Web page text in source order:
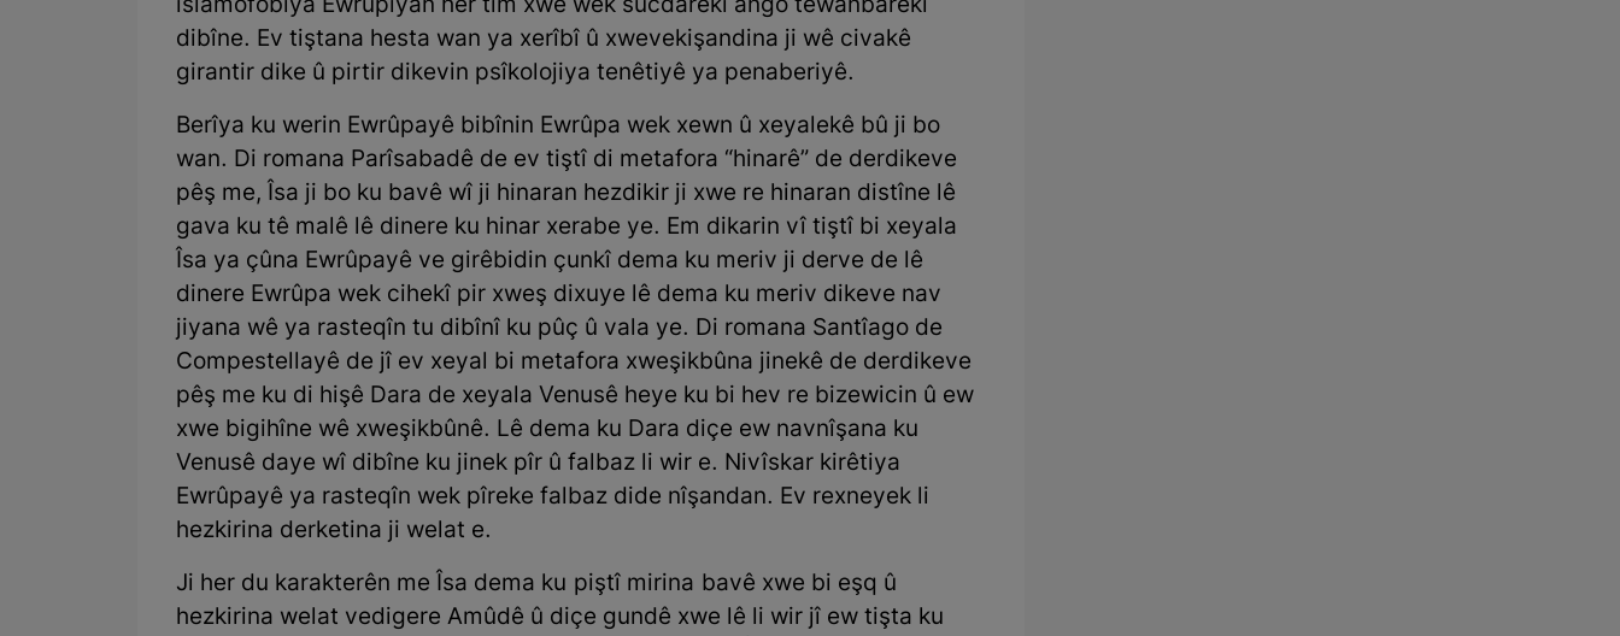
îslamofobîya Ewrûpîyan her tim xwe wek sûcdarekî ango tewanbarekî
dibîne. Ev tiştana hesta wan ya xerîbî û xwevekişandina ji wê civakê
girantir dike û pirtir dikevin psîkolojiya tenêtiyê ya penaberiyê.
Berîya ku werin Ewrûpayê bibînin Ewrûpa wek xewn û xeyalekê bû ji bo
wan. Di romana Parîsabadê de ev tiştî di metafora “hinarê” de derdikeve
pêş me, Îsa ji bo ku bavê wî ji hinaran hezdikir ji xwe re hinaran distîne lê
gava ku tê malê lê dinere ku hinar xerabe ye. Em dikarin vî tiştî bi xeyala
Îsa ya çûna Ewrûpayê ve girêbidin çunkî dema ku meriv ji derve de lê
dinere Ewrûpa wek cihekî pir xweş dixuye lê dema ku meriv dikeve nav
jiyana wê ya rasteqîn tu dibînî ku pûç û vala ye. Di romana Santîago de
Compestellayê de jî ev xeyal bi metafora xweşikbûna jinekê de derdikeve
pêş me ku di hişê Dara de xeyala Venusê heye ku bi hev re bizewicin û ew
xwe bigihîne wê xweşikbûnê. Lê dema ku Dara diçe ew navnîşana ku
Venusê daye wî dibîne ku jinek pîr û falbaz li wir e. Nivîskar kirêtiya
Ewrûpayê ya rasteqîn wek pîreke falbaz dide nîşandan. Ev rexneyek li
hezkirina derketina ji welat e.
Ji her du karakterên me Îsa dema ku piştî mirina bavê xwe bi eşq û
hezkirina welat vedigere Amûdê û diçe gundê xwe lê li wir jî ew tişta ku